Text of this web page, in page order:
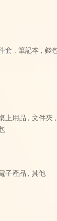
套 , 筆記本 , 錢
上用品 , 文件夾 ,
子產品 , 其他